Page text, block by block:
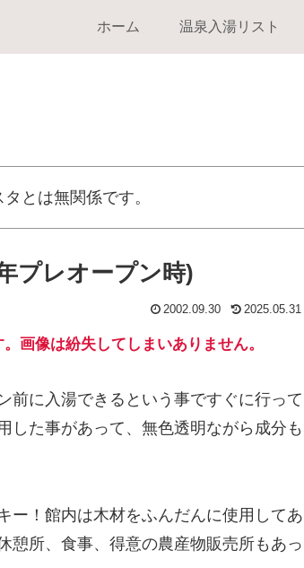
ホーム 温泉入湯リスト
とは無関係です。
プレオープン時)
2002.09.30 2025.05.31
画像は紛失してしまいありません。
前に入湯できるという事ですぐに行って
した事があって、無色透明ながら成分も
ー！館内は木材をふんだんに使用してあ
憩所、食事、得意の農産物販売所もあっ